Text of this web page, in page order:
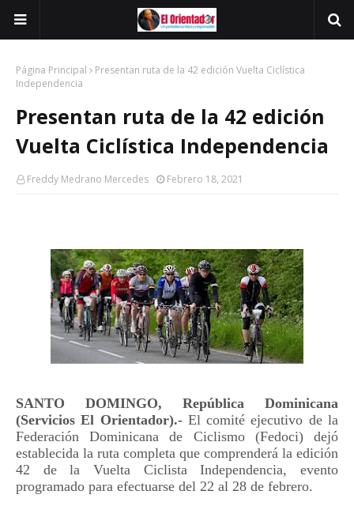
Página Principal
Presentan ruta de la 42 edición Vuelta Ciclística
Independencia
Presentan ruta de la 42 edición
Vuelta Ciclística Independencia
Freddy Medrano Mercedes Febrero 18, 2021
SANTO DOMINGO, República Dominicana
(Servicios El Orientador).- El comité ejecutivo de la
Federación Dominicana de Ciclismo (Fedoci) dejó
establecida la ruta completa que comprenderá la edición
42 de la Vuelta Ciclista Independencia, evento
programado para efectuarse del 22 al 28 de febrero.